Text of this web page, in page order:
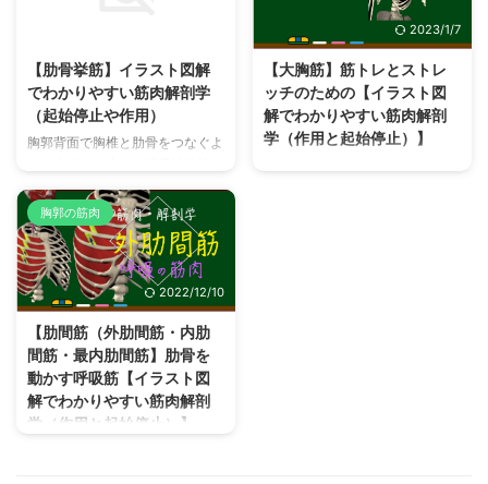
【肋下筋】は、「肋間筋」「後鋸
筋」「肋骨鋸筋」「胸横筋」など
共に胸壁の内因性筋肉（深胸筋）
に分類され、胸郭を補強しつつ、
【肋下筋】起始・停止 【肋下
筋】は、「肋骨角付近の肋骨内面
...
消！肩こり知らず！上向きバスト
や綺麗な姿勢を作りましょう。
な筋肉？ 【小胸筋】は、「大胸
筋」「鎖骨下筋」「前鋸筋」と共
に胸郭前面に付着する筋肉群で、
バストや胸板の筋肉である「大胸
【肋骨挙筋】イラスト図解
でわかりやすい筋肉解剖学
（起始停止や作用）
胸郭背面で胸椎と肋骨をつなぐよ
図解を使ってわかりやすく説明し
ています。 【肋骨挙筋】とは？
どこにあるどんな筋肉？ 【肋骨
挙筋】は、胸壁後面にある胸椎と
隣接する肋骨を繋ぐ12対（C7 -
T12）の小さな三角形の筋束の集
合体です。 読み方/ふりがな 英
語 肋骨挙筋 ろっこつきょきん
Levatores Costarum Muscle
【肋骨挙筋】は、「肋間筋」「上
後鋸筋」「下後鋸筋」「胸横筋」
2023/1/7
【大胸筋】筋トレとストレ
ッチのための【イラスト図
解でわかりやすい筋肉解剖
学（作用と起始停止）】
胸郭の筋肉
2022/12/10
【肋間筋（外肋間筋・内肋
間筋・最内肋間筋】肋骨を
動かす呼吸筋【イラスト図
解でわかりやすい筋肉解剖
学（作用と起始停止）】